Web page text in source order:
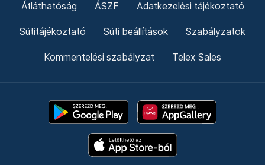
Átláthatóság ÁSZF Adatkezelési tájékoztató
Sütitájékoztató Süti beállítások Szabályzatok
Kommentelési szabályzat Telex Sales